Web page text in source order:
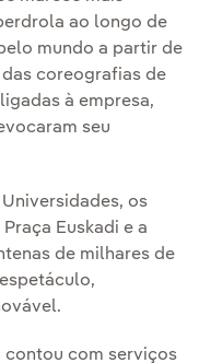
ao longo de
mundo a partir de
coreografias de
à empresa,
seu
os
Euskadi e a
de milhares de
com serviços